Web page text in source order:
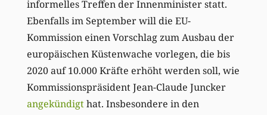
informelles Treffen der Innenminister statt.
Ebenfalls im September will die EU-
Kommission einen Vorschlag zum Ausbau der
europäischen Küstenwache vorlegen, die bis
2020 auf 10.000 Kräfte erhöht werden soll, wie
Kommissionspräsident Jean-Claude Juncker
angekündigthat. Insbesondere in den